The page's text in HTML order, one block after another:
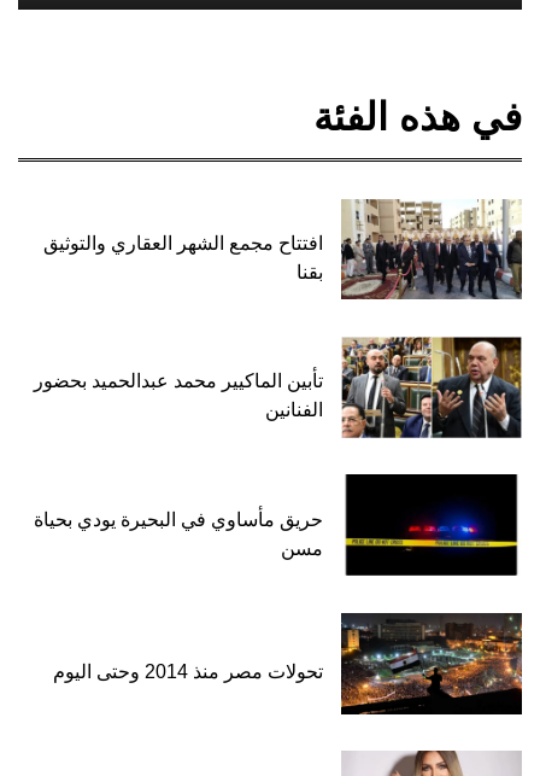
في هذه الفئة
افتتاح مجمع الشهر العقاري والتوثيق
بقنا
تأبين الماكيير محمد عبدالحميد بحضور
الفنانين
حريق مأساوي في البحيرة يودي بحياة
مسن
تحولات مصر منذ 2014 وحتى اليوم